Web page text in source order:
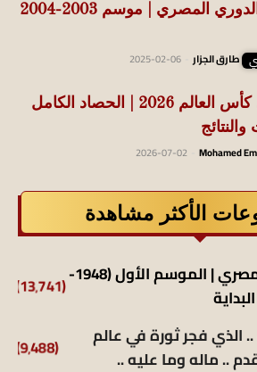
سجل الثنائيات في الدوري المصري | موسم 2003-2004
طارق الجزار 2025-02-06
المجموعة الـ11 في كأس العالم 2026 | الحصاد الكامل
والنتائج
Mohamed
2026-07-02
الأكثر مشاهدة
الدوري العام المصري | الموسم الأول (1948-(13٬741)
الذي فجر ثورة في عالم
.. ماله وما عليه ..
(9٬488)